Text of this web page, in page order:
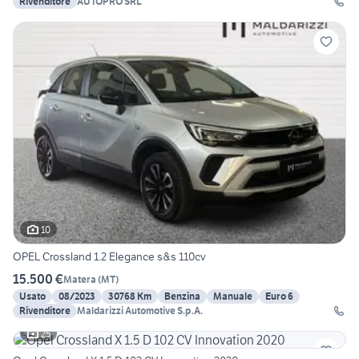
10
OPEL Crossland 1.2 Elegance s&s 110cv
15.500 €Matera (MT)
Usato
08/2023 30768 Km Benzina Manuale
Euro 6
Rivenditore Maldarizzi Automotive S.p.A.
25